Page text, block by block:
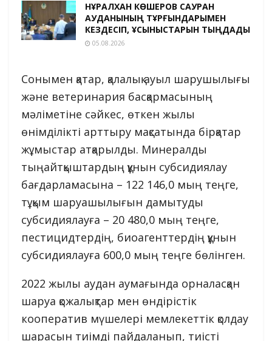
НҰРАЛХАН КӨШЕРОВ САУРАН
АУДАНЫНЫҢ ТҰРҒЫНДАРЫМЕН
КЕЗДЕСІП, ҰСЫНЫСТАРЫН ТЫҢДАДЫ
05.08.2026
Сонымен қатар, қалалық ауыл шарушылығы
және ветеринария басқармасының
мәліметіне сәйкес, өткен жылы
өнімділікті арттыру мақсатында бірқатар
жұмыстар атқарылды. Минералды
тыңайтқыштардың құнын субсидиялау
бағдарламасына – 122 146,0 мың теңге,
тұқым шаруашылығын дамытуды
субсидиялауға – 20 480,0 мың теңге,
пестицидтердің, биоагенттердің құнын
субсидиялауға 600,0 мың теңге бөлінген.
2022 жылы аудан аумағында орналасқан
шаруа қожалықтар мен өндірістік
кооператив мүшелері мемлекеттік қолдау
шарасын тиімді пайдаланып, тиісті